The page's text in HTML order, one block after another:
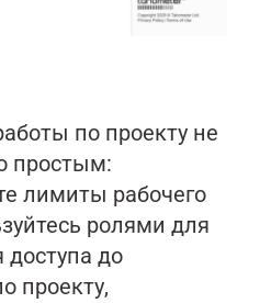
по проекту не
простым:
лимиты рабочего
ролями для
до
проекту,